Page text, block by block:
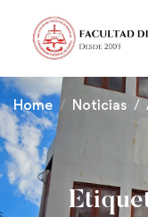
Home Noticias